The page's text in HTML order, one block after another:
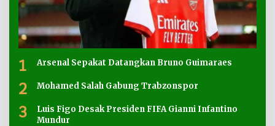
1 Arsenal Sepakat Datangkan Bruno Guimaraes
2 Mohamed Salah Gabung Trabzonspor
3
Luis Figo Desak Presiden FIFA Gianni Infantino
Mundur